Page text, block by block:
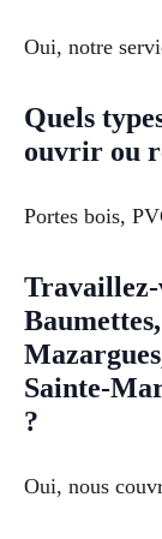
Oui, notre
Quels
ouvrir ou
Portes bois,
Travaillez-
Sainte-
?
Oui, nous